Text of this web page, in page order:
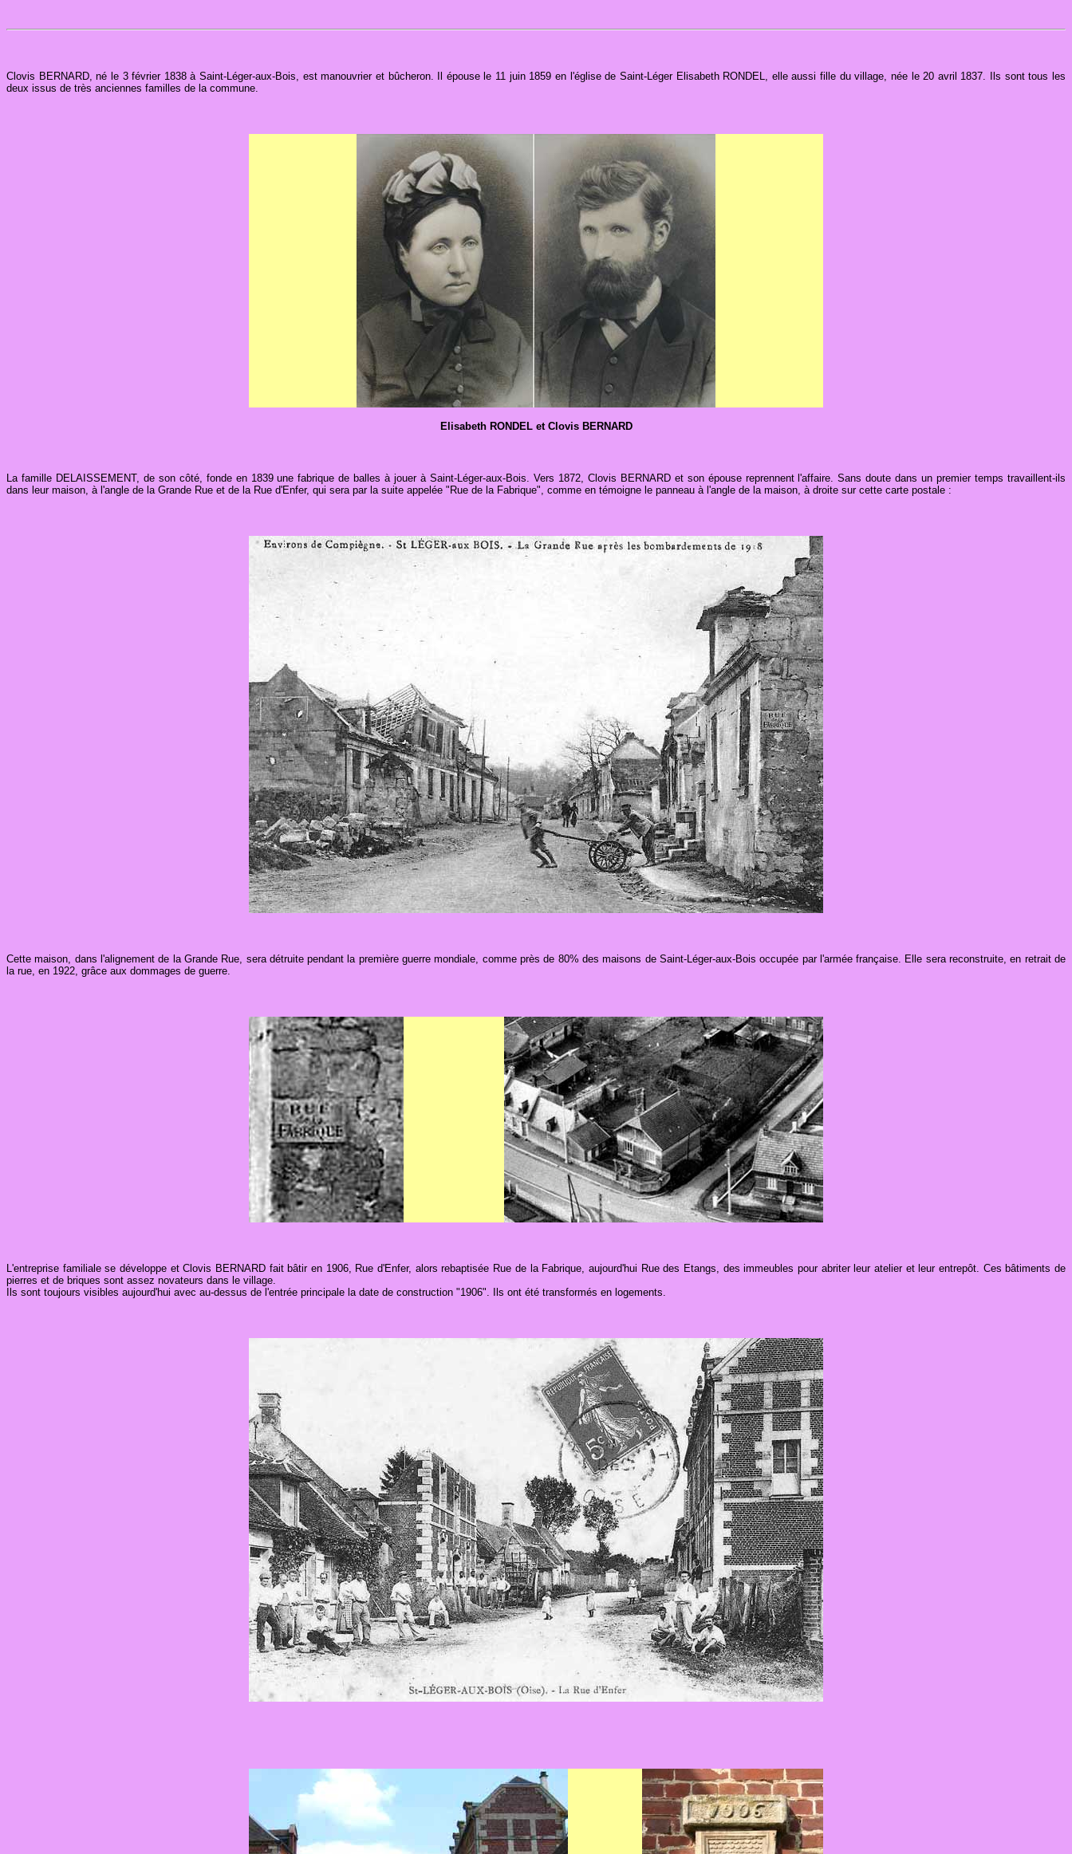
Clovis BERNARD, né le 3 février 1838 à Saint-Léger-aux-Bois, est manouvrier et bûcheron. Il épouse le 11 juin 1859 en l'église de Saint-Léger Elisabeth RONDEL, elle aussi fille du village, née le 20 avril 1837. Ils sont tous les
deux issus de très anciennes familles de la commune.
Elisabeth RONDEL et Clovis BERNARD
La famille DELAISSEMENT, de son côté, fonde en 1839 une fabrique de balles à jouer à Saint-Léger-aux-Bois. Vers 1872, Clovis BERNARD et son épouse reprennent l'affaire. Sans doute dans un premier temps travaillent-ils
dans leur maison, à l'angle de la Grande Rue et de la Rue d'Enfer, qui sera par la suite appelée "Rue de la Fabrique", comme en témoigne le panneau à l'angle de la maison, à droite sur cette carte postale :
Cette maison, dans l'alignement de la Grande Rue, sera détruite pendant la première guerre mondiale, comme près de 80% des maisons de Saint-Léger-aux-Bois occupée par l'armée française. Elle sera reconstruite, en retrait de
la rue, en 1922, grâce aux dommages de guerre.
L'entreprise familiale se développe et Clovis BERNARD fait bâtir en 1906, Rue d'Enfer, alors rebaptisée Rue de la Fabrique, aujourd'hui Rue des Etangs, des immeubles pour abriter leur atelier et leur entrepôt. Ces bâtiments de
pierres et de briques sont assez novateurs dans le village.
Ils sont toujours visibles aujourd'hui avec au-dessus de l'entrée principale la date de construction "1906". Ils ont été transformés en logements.